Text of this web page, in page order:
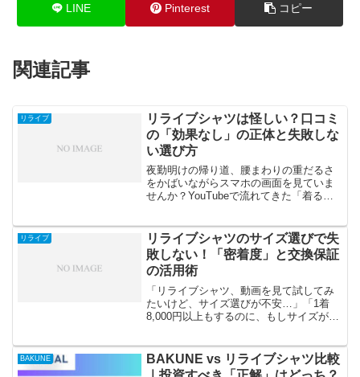
LINE Pinterest コピー
関連記事
リライブ
リライブシャツは怪しい？口コミ
の「効果なし」の正体と失敗しな
い選び方
夜勤明けの帰り道、腰まわりの重だるさ
をかばいながらスマホの画面を見ていま
せんか？YouTubeで流れてきた「着るだ
い？」と疑いながらも、心のどこかで“も
しラクになるなら...
リライブ
リライブシャツのサイズ選びで失
敗しない！「密着度」と交換保証
の活用術
「リライブシャツ、動画を見て試してみ
たいけど、サイズ選びが不安…」「1着
8,000円以上もするのに、もしサイズが合
あなたは購入ボタンを押す寸前で、そん
な不安に駆られてい...
BAKUNE
BAKUNE vs リライブシャツ比較